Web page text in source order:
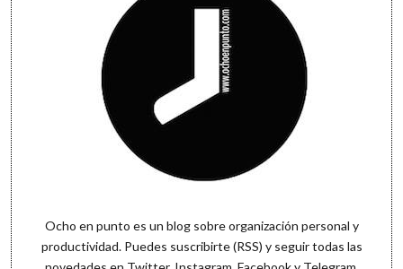
Ocho en punto es un blog sobre organización personal y
productividad. Puedes suscribirte (RSS) y seguir todas las